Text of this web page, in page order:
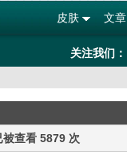
文章
皮肤
关注我们：
被查看 5879 次